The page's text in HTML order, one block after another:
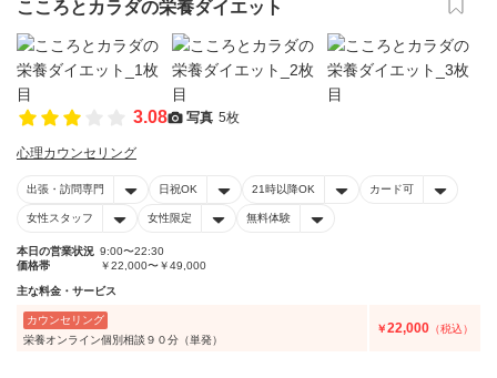
こころとカラダの栄養ダイエット
3.08 写真 5枚
心理カウンセリング
出張・訪問専門 日祝OK 21時以降OK カード可
女性スタッフ 女性限定 無料体験
本日の営業状況 9:00〜22:30
価格帯
￥22,000〜￥49,000
主な料金・サービス
カウンセリング
栄養オンライン個別相談９０分（単発）
￥22,000 （税込）